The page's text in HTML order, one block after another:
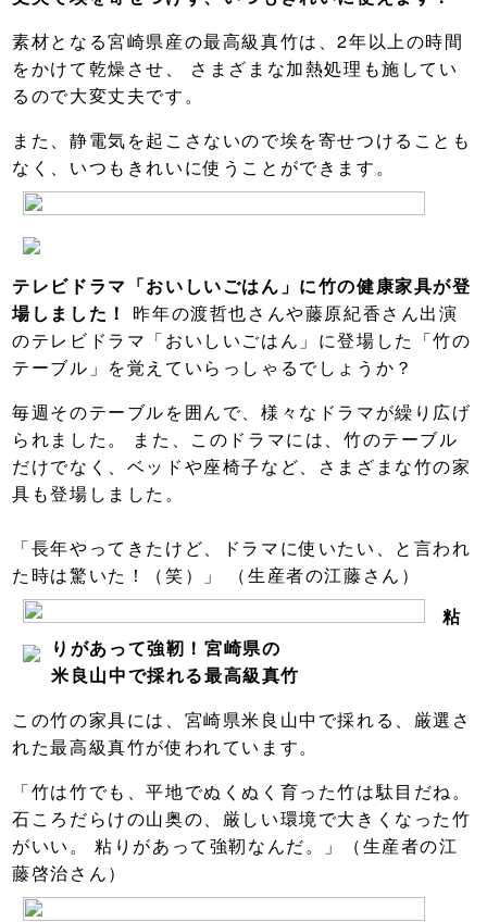
素材となる宮崎県産の最高級真竹は、2年以上の時間
をかけて乾燥させ、 さまざまな加熱処理も施してい
るので大変丈夫です。
また、静電気を起こさないので埃を寄せつけることも
なく、いつもきれいに使うことができます。
テレビドラマ「おいしいごはん」に竹の健康家具が登
場しました！
昨年の渡哲也さんや藤原紀香さん出演
のテレビドラマ「おいしいごはん」に登場した「竹の
テーブル」を覚えていらっしゃるでしょうか？
毎週そのテーブルを囲んで、様々なドラマが繰り広げ
られました。 また、このドラマには、竹のテーブル
だけでなく、ベッドや座椅子など、さまざまな竹の家
具も登場しました。
「長年やってきたけど、ドラマに使いたい、と言われ
た時は驚いた！（笑）」 （生産者の江藤さん）
粘
りがあって強靭！宮崎県の
米良山中で採れる最高級真竹
この竹の家具には、宮崎県米良山中で採れる、厳選さ
れた最高級真竹が使われています。
「竹は竹でも、平地でぬくぬく育った竹は駄目だね。
石ころだらけの山奥の、厳しい環境で大きくなった竹
がいい。 粘りがあって強靭なんだ。」（生産者の江
藤啓治さん）